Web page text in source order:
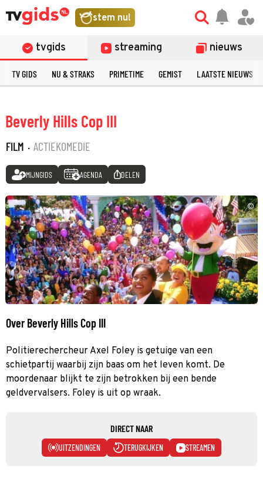
stem nu!
tvgids streaming nieuws
TV GIDS NU & STRAKS PRIMETIME GEMIST LAATSTE NIEUWS
Beverly Hills Cop III
FILM · ACTIEKOMEDIE
MIJNGIDS AGENDA DELEN
©
Over Beverly Hills Cop III
Politierechercheur Axel Foley is getuige van een
schietpartij waarbij zijn baas om het leven komt. De
moordenaar blijkt te zijn betrokken bij een bende
geldvervalsers. Foley is uit op wraak.
DIRECT NAAR
UITZENDINGEN TERUGKIJKEN STREAMEN